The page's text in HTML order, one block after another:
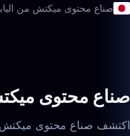
صناع محتوى ميكتش من
صناع محتوى
اكتشف صناع محتوى ميكتش